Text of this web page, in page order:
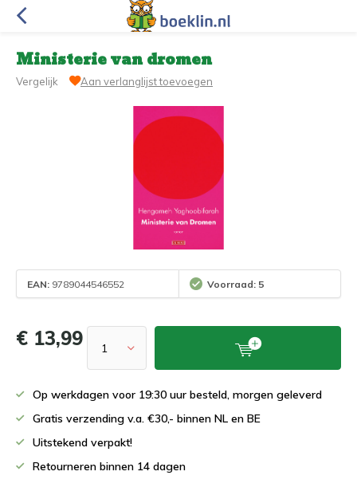
Ministerie van dromen
Vergelijk Aan verlanglijst toevoegen
EAN: 9789044546552 Voorraad: 5
€ 13,99
Op werkdagen voor 19:30 uur besteld, morgen geleverd
Gratis verzending v.a. €30,- binnen NL en BE
Uitstekend verpakt!
Retourneren binnen 14 dagen